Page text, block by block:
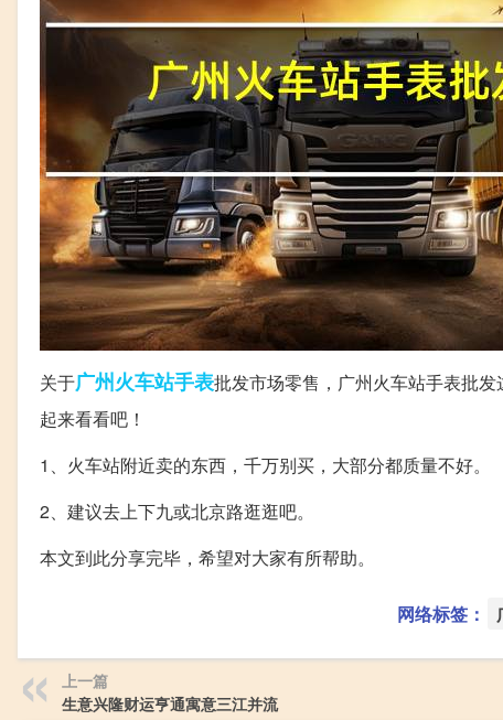
关于广州火车站手表批发市场零售，广州火车站手表批发
起来看看吧！
1、火车站附近卖的东西，千万别买，大部分都质量不好。
2、建议去上下九或北京路逛逛吧。
本文到此分享完毕，希望对大家有所帮助。
网络标签：
上一篇
生意兴隆财运亨通寓意三江并流